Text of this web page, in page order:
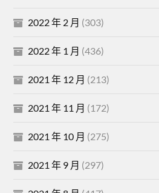
2022 年 2 月 (303)
2022 年 1 月 (436)
2021 年 12 月 (213)
2021 年 11 月 (172)
2021 年 10 月 (275)
2021 年 9 月 (297)